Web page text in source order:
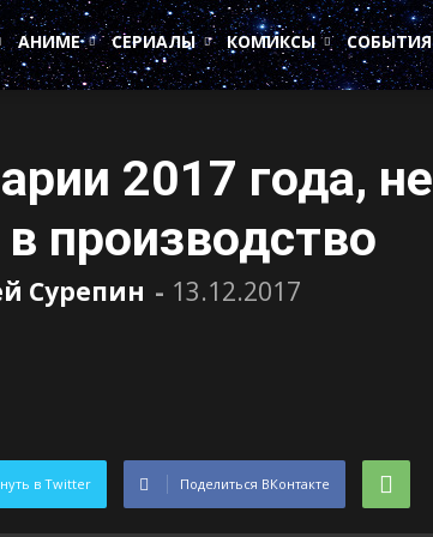
АНИМЕ СЕРИАЛЫ КОМИКСЫ СОБЫТИЯ
2017 года, не
производство
Сурепин - 13.12.2017
в Twitter Поделиться ВКонтакте